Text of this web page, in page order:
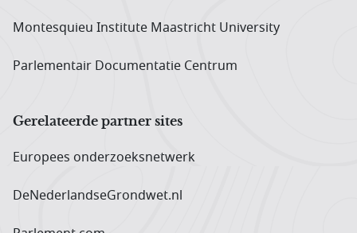
Montesquieu Institute Maastricht University
Parlementair Documentatie Centrum
Gerelateerde partner sites
Europees onderzoeks­netwerk
DeNederlandseGrondwet.nl